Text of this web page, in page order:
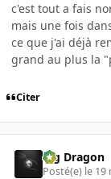
c'est tout a fais
mais une fois
ce que j'ai déjà
grand au plus la
Citer
Big Dragon
Posté(e) le 19